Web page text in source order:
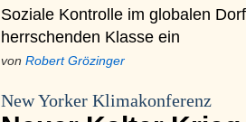
Soziale Kontrolle im globalen
herrschenden Klasse ein
von Robert Grözinger
New Yorker Klimakonferenz